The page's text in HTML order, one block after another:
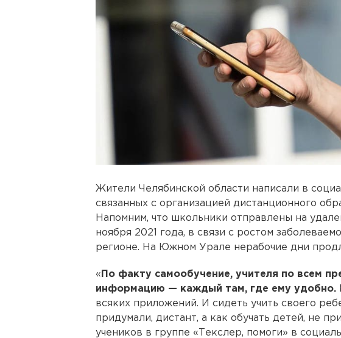
Жители Челябинской области написали в
связанных с организацией дистанционного
Напомним, что школьники отправлены на
ноября 2021 года, в связи с ростом
регионе. На Южном Урале нерабочие дни
« По факту самообучение, учителя по всем
информацию — каждый там, где ему удобно.
всяких приложений. И сидеть учить своего
придумали, дистант, а как обучать детей, не
учеников в группе «Текслер, помоги» в